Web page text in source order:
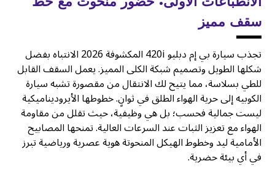
سقف مميز
تجذب سيارة بي إم دبليو 420i المكشوفة 2026 الانتباه بفضل
شكلها الطويل وتصميم شبكة الكلى المميز. يعمل السقف القابل
للطي بسلاسة، مما يتيح لك الانتقال من مقصورة تشبه سيارة
الكوبيه إلى حرية الهواء الطلق في ثوانٍ. خطوطها الأيروديناميكية
ليست جمالية فحسب؛ بل هي وظيفية، حيث تقلل من مقاومة
الهواء مع تعزيز الثبات عند السرعات العالية. تمنحها المصابيح
الأمامية ليد وخطوط الهيكل المنحوتة هوية عصرية ورياضية تبرز
في أي بيئة حضرية.